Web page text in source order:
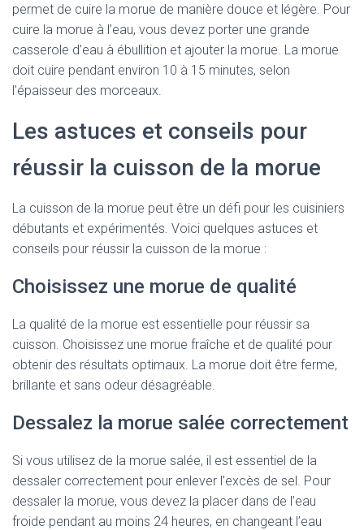
permet de cuire la morue de manière douce et légère. Pour
cuire la morue à l’eau, vous devez porter une grande
casserole d’eau à ébullition et ajouter la morue. La morue
doit cuire pendant environ 10 à 15 minutes, selon
l’épaisseur des morceaux.
Les astuces et conseils pour
réussir la cuisson de la morue
La cuisson de la morue peut être un défi pour les cuisiniers
débutants et expérimentés. Voici quelques astuces et
conseils pour réussir la cuisson de la morue :
Choisissez une morue de qualité
La qualité de la morue est essentielle pour réussir sa
cuisson. Choisissez une morue fraîche et de qualité pour
obtenir des résultats optimaux. La morue doit être ferme,
brillante et sans odeur désagréable.
Dessalez la morue salée correctement
Si vous utilisez de la morue salée, il est essentiel de la
dessaler correctement pour enlever l’excès de sel. Pour
dessaler la morue, vous devez la placer dans de l’eau
froide pendant au moins 24 heures, en changeant l’eau